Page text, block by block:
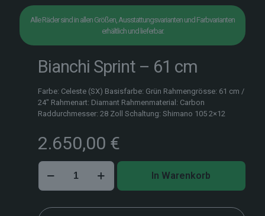
Alle Räder sind in allen Größen, Ausstattungsvarianten und Farbvarianten
erhältlich und lieferbar.
Bianchi Sprint – 61 cm
Farbe: Celeste (SX) Basisfarbe: Grün Rahmengrösse: 61 cm /
24″ Rahmenart: Diamant Rahmenmaterial: Carbon
Raddurchmesser: 28 Zoll Schaltung: Shimano 105 2×12
2.650,00 €
Bianchi
Sprint
–
cm
In Warenkorb